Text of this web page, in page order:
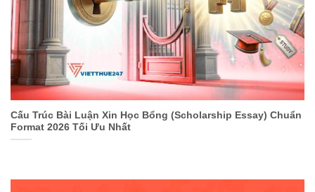
Cấu Trúc Bài Luận Xin Học Bổng (Scholarship Essay) Chuẩn
Format 2026 Tối Ưu Nhất